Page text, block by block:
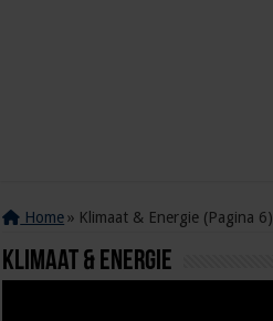
Home » Klimaat & Energie (Pagina 6)
Klimaat & Energie